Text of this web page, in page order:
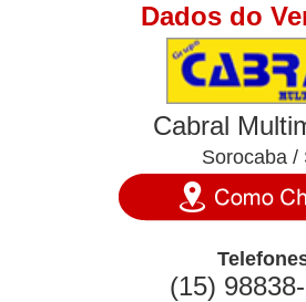
Dados do
Cabral
Sorocaba /
(15)